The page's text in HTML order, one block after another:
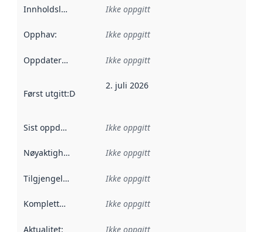
Innholdsleverandører :
Ikke oppgitt
Opphav: Ikke oppgitt
Oppdateringsfrekvens :
Ikke oppgitt
Først utgitt:Denne datoen sier når dataene i dette
2. juli 2026
Sist oppdatert Ikke oppgitt
Nøyaktighet Ikke oppgitt
Tilgjengelighet Ikke oppgitt
Kompletthet Ikke oppgitt
Aktualitet: Ikke oppgitt